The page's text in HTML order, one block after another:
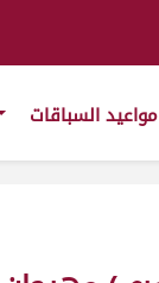
مواعيد السباقات